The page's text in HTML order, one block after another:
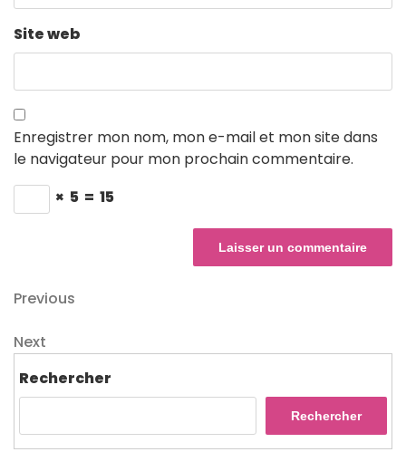
Site web
Enregistrer mon nom, mon e-mail et mon site dans
le navigateur pour mon prochain commentaire.
× 5 = 15
Navigation
de
l’article
Previous
Previous
Next
Next
Rechercher
Rechercher